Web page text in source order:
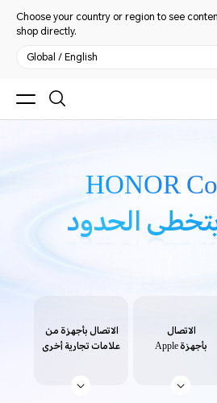
Choose your country or region to see
shop directly.
Global / English
HONOR
الحدود
HONOR
الحدود
الاتصال
بأجهزة Apple
الاتصال بأجهزة من
علامات تجارية أخرى